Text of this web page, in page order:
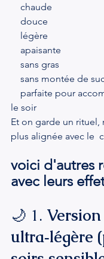
chaude
douce
légère
apaisante
sans gras
sans montée de
parfaite pour
le soir
Et on garde un rituel,
plus alignée avec le
voici d'autres
avec leurs
🌙 1. Version
ultra‑légère